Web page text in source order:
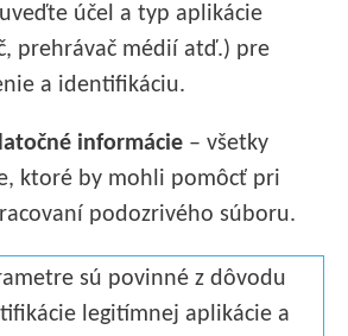
účel a typ aplikácie
prehrávač médií atď.) pre
a identifikáciu.
informácie – všetky
ktoré by mohli pomôcť pri
podozrivého súboru.
sú povinné z dôvodu
legitímnej aplikácie a